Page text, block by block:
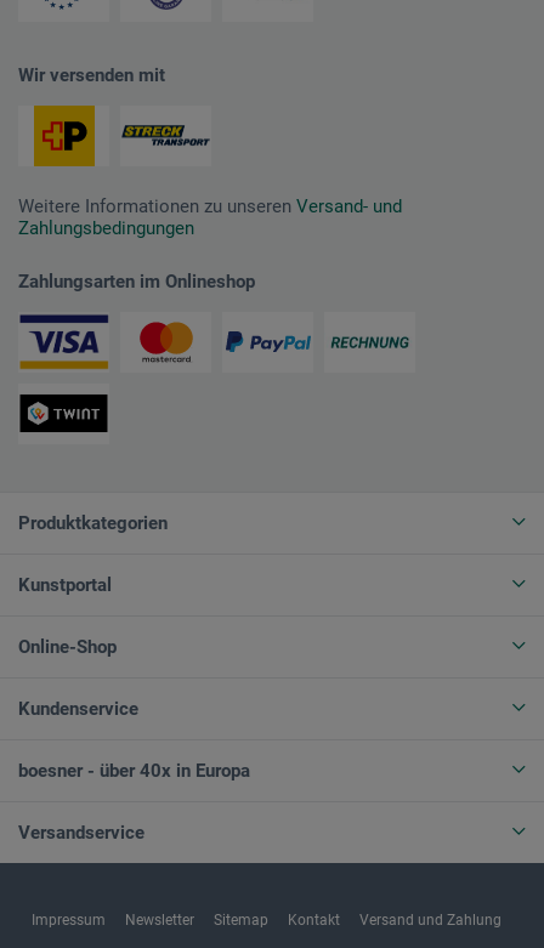
Wir versenden mit
Weitere Informationen zu unseren Versand- und
Zahlungsbedingungen
Zahlungsarten im Onlineshop
Produktkategorien
Kunstportal
Online-Shop
Kundenservice
boesner - über 40x in Europa
Versandservice
Impressum Newsletter Sitemap Kontakt Versand und Zahlung